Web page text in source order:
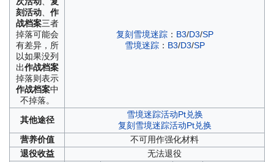
刻活动、 作
战档案三者
掉落可能会
有差异，所
以如果没列
出作战档案
掉落则表示
作战档案中
不掉落。
复刻雪境迷踪： B3/D3/SP
雪境迷踪： B3/D3/SP
其他途径
雪境迷踪活动Pt兑换
复刻雪境迷踪活动Pt兑换
营养价值
不可用作强化材料
退役收益 无法退役